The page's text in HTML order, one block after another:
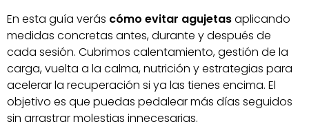
En esta guía verás cómo evitar agujetasaplicando
medidas concretas antes, durante y después de
cada sesión. Cubrimos calentamiento, gestión de la
carga, vuelta a la calma, nutrición y estrategias para
acelerar la recuperación si ya las tienes encima. El
objetivo es que puedas pedalear más días seguidos
sin arrastrar molestias innecesarias.